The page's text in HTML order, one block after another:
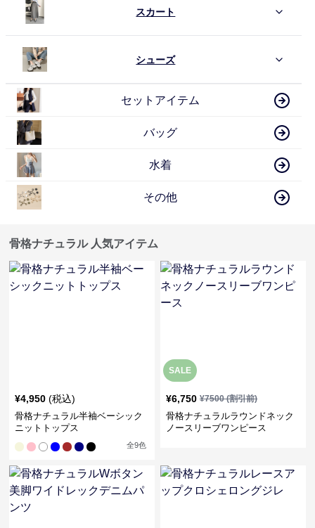
スカート
シューズ
セットアイテム
バッグ
水着
その他
骨格ナチュラル 人気アイテム
¥4,950 (税込)
骨格ナチュラル半袖ベーシック
ニットトップス
全9色
SALE
¥6,750 ¥7500(割引前)
骨格ナチュラルラウンドネック
ノースリーブワンピース